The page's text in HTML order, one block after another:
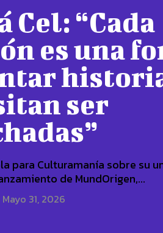
Cel: “Cada
es una
ser
para Culturamanía sobre su
de MundOrigen,...
Mayo 31, 2026